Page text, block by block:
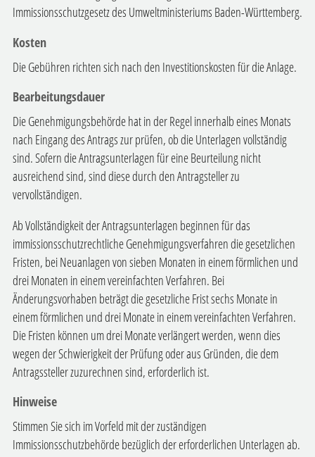
Immissionsschutzgesetzdes Umweltministeriums Baden-Württemberg.
Kosten
Die Gebühren richten sich nach den Investitionskosten für die Anlage.
Bearbeitungsdauer
Die Genehmigungsbehörde hat in der Regel innerhalb eines Monats
nach Eingang des Antrags zur prüfen, ob die Unterlagen vollständig
sind. Sofern die Antragsunterlagen für eine Beurteilung nicht
ausreichend sind, sind diese durch den Antragsteller zu
vervollständigen.
Ab Vollständigkeit der Antragsunterlagen beginnen für das
immissionsschutzrechtliche Genehmigungsverfahren die gesetzlichen
Fristen, bei Neuanlagen von sieben Monaten in einem förmlichen und
drei Monaten in einem vereinfachten Verfahren. Bei
Änderungsvorhaben beträgt die gesetzliche Frist sechs Monate in
einem förmlichen und drei Monate in einem vereinfachten Verfahren.
Die Fristen können um drei Monate verlängert werden, wenn dies
wegen der Schwierigkeit der Prüfung oder aus Gründen, die dem
Antragssteller zuzurechnen sind, erforderlich ist.
Hinweise
Stimmen Sie sich im Vorfeld mit der zuständigen
Immissionsschutzbehörde bezüglich der erforderlichen Unterlagen ab.